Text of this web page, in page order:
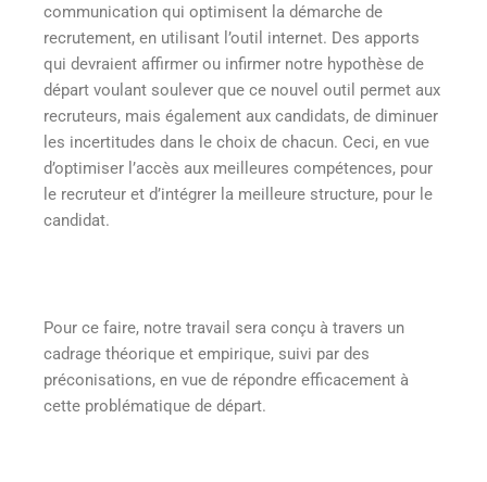
communication qui optimisent la démarche de
recrutement, en utilisant l’outil internet. Des apports
qui devraient affirmer ou infirmer notre hypothèse de
départ voulant soulever que ce nouvel outil permet aux
recruteurs, mais également aux candidats, de diminuer
les incertitudes dans le choix de chacun. Ceci, en vue
d’optimiser l’accès aux meilleures compétences, pour
le recruteur et d’intégrer la meilleure structure, pour le
candidat.
Pour ce faire, notre travail sera conçu à travers un
cadrage théorique et empirique, suivi par des
préconisations, en vue de répondre efficacement à
cette problématique de départ.